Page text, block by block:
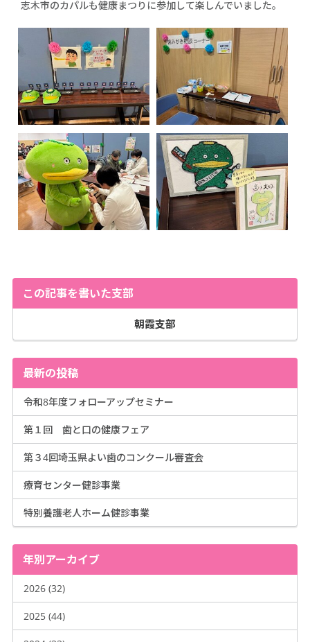
志木市のカパルも健康まつりに参加して楽しんでいました。
この記事を書いた支部
朝霞支部
最新の投稿
令和8年度フォローアップセミナー
第１回 歯と口の健康フェア
第３4回埼玉県よい歯のコンクール審査会
療育センター健診事業
特別養護老人ホーム健診事業
年別アーカイブ
2026 (32)
2025 (44)